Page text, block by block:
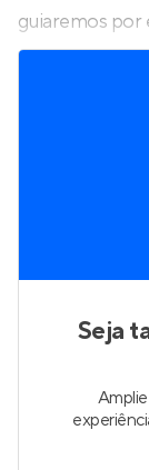
guiaremos por
possa alcançar
Seja